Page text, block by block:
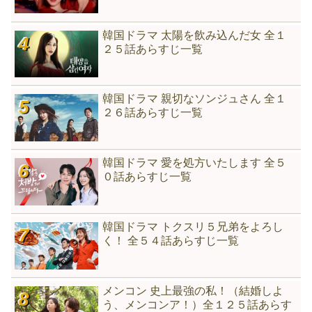
韓国ドラマ 太陽を飲み込んだ女 全１
２５話あらすじ一覧
韓国ドラマ 親切なソンジュさん 全１
２６話あらすじ一覧
韓国ドラマ 愛を処方いたします 全５
０話あらすじ一覧
韓国ドラマ トクスリ５兄弟をよろし
く！ 全５４話あらすじ一覧
メンコン 史上最強の私！（結婚しよ
う、メンコンア！）全１２５話あらす